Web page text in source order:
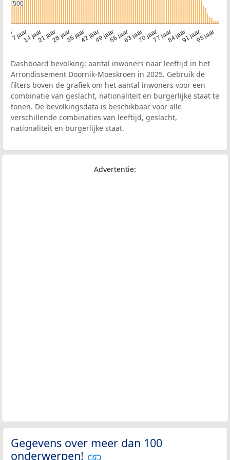
7 jaar14 jaar21 jaar28 jaar35 jaar42 jaar49 jaar56 jaar63 jaar70 jaar77 jaar84 jaar91 jaar98 jaar
500
500
Dashboard bevolking: aantal inwoners naar leeftijd in het
Arrondissement Doornik-Moeskroen in 2025. Gebruik de
filters boven de grafiek om het aantal inwoners voor een
combinatie van geslacht, nationaliteit en burgerlijke staat te
tonen. De bevolkingsdata is beschikbaar voor alle
verschillende combinaties van leeftijd, geslacht,
nationaliteit en burgerlijke staat.
Advertentie:
Gegevens over meer dan 100
onderwerpen!